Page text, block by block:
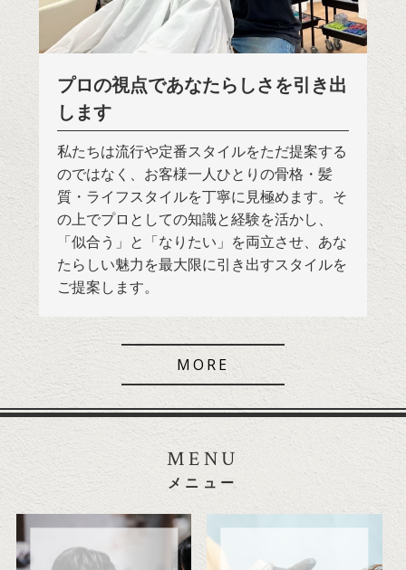
プロの視点であなたらしさを引き出
します
私たちは流行や定番スタイルをただ提案する
のではなく、お客様一人ひとりの骨格・髪
質・ライフスタイルを丁寧に見極めます。そ
の上でプロとしての知識と経験を活かし、
「似合う」と「なりたい」を両立させ、あな
たらしい魅力を最大限に引き出すスタイルを
ご提案します。
MORE
MENU
メニュー